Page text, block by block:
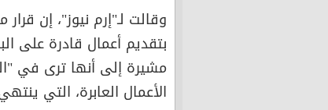
وقالت لـ"إرم نيوز"، إن
بتقديم أعمال قادرة على
مشيرة إلى أنها ترى في
الأعمال العابرة، التي